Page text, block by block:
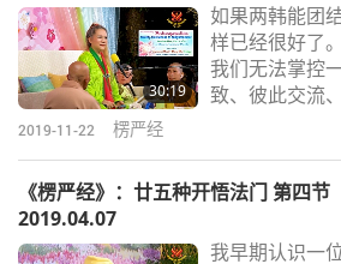
去查这些事；
得有何差别，
量。我觉得更
己更所向披靡
30:19
如果两韩能团
样已经很好了
我们无法掌控
致、彼此交流
重、诚恳相待
么事情能一夕
隆。从我首次
步。韩国会有
2019-11-22 楞严经
《楞严经》：廿五种开悟法门 第四节
2019.04.07
我早期认识一